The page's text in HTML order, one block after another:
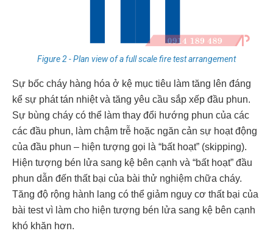
Figure 2 - Plan view of a full scale fire test arrangement
Sự bốc cháy hàng hóa ở kệ mục tiêu làm tăng lên đáng
kể sự phát tán nhiệt và tăng yêu cầu sắp xếp đầu phun.
Sự bùng cháy có thể làm thay đổi hướng phun của các
các đầu phun, làm chậm trễ hoặc ngăn cản sự hoạt động
của đầu phun – hiện tượng gọi là “bất hoạt” (skipping).
Hiện tượng bén lửa sang kệ bên cạnh và “bất hoạt” đầu
phun dẫn đến thất bại của bài thử nghiệm chữa cháy.
Tăng độ rộng hành lang có thể giảm nguy cơ thất bại của
bài test vì làm cho hiện tượng bén lửa sang kệ bên cạnh
khó khăn hơn.